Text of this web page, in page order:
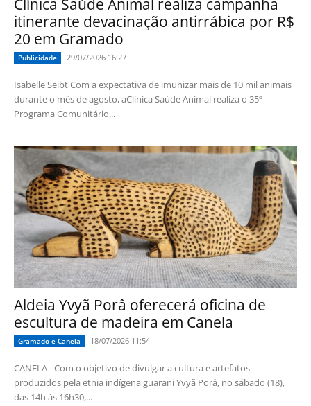
Clínica Saúde Animal realiza campanha
itinerante devacinação antirrábica por R$
20 em Gramado
Publicidade 29/07/2026 16:27
Isabelle Seibt Com a expectativa de imunizar mais de 10 mil animais
durante o mês de agosto, aClínica Saúde Animal realiza o 35º
Programa Comunitário...
Aldeia Yvyã Porâ oferecerá oficina de
escultura de madeira em Canela
Gramado e Canela 18/07/2026 11:54
CANELA - Com o objetivo de divulgar a cultura e artefatos
produzidos pela etnia indígena guarani Yvyã Porâ, no sábado (18),
das 14h às 16h30,...